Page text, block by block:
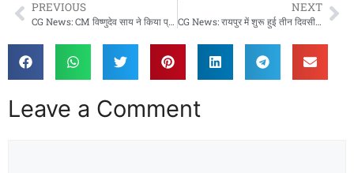
PREVIOUS
CG News: CM विष्णुदेव साय ने किया प्रथम राष्ट्रीय रोवर-रेंजर जंबूरी का अभिनंदन, बालोद में जुटे देश-विदेश के युवा
NEXT
CG News: रायपुर में शुरू हुई तीन दिवसीय अखिल भारतीय चित्रकला कार्यशाला, RSS शताब्दी वर्ष पर भव्य कला आयोजन
Leave a Comment